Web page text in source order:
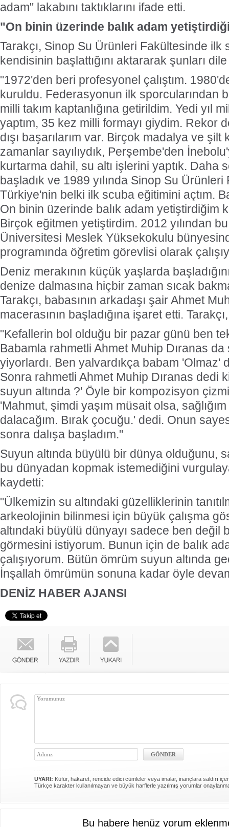
adam" lakabını taktıklarını ifade etti.
"On binin üzerinde balık adam
Tarakçı, Sinop Su Ürünleri Fakültesinde ilk
kendisinin başlattığını aktararak şunları
"1972'den beri profesyonel çalıştım.
kuruldu. Federasyonun ilk sporcularından
milli takım kaptanlığına getirildim. Yedi yıl
yaptım, 35 kez milli formayı giydim. Rekor
dışı başarılarım var. Birçok madalya ve şilt
zamanlar sayılıydık, Perşembe'den
kurtarma dahil, su altı işlerini yaptık. Daha
başladık ve 1989 yılında Sinop Su
Türkiye'nin belki ilk scuba eğitimini açtım.
On binin üzerinde balık adam yetiştirdiğim
Birçok eğitmen yetiştirdim. 2012 yılından
Üniversitesi Meslek Yüksekokulu
programında öğretim görevlisi olarak
Deniz merakının küçük yaşlarda
denize dalmasına hiçbir zaman sıcak
Tarakçı, babasının arkadaşı şair Ahmet
macerasının başladığına işaret etti.
"Kefallerin bol olduğu bir pazar günü ben
Babamla rahmetli Ahmet Muhip Dıranas
yiyorlardı. Ben yalvardıkça babam 'Olmaz'
Sonra rahmetli Ahmet Muhip Dıranas dedi
suyun altında ?' Öyle bir kompozisyon
'Mahmut, şimdi yaşım müsait olsa,
dalacağım. Bırak çocuğu.' dedi. Onun
sonra dalışa başladım."
Suyun altında büyülü bir dünya olduğunu,
bu dünyadan kopmak istemediğini
kaydetti:
"Ülkemizin su altındaki güzelliklerinin
arkeolojinin bilinmesi için büyük çalışma
altındaki büyülü dünyayı sadece ben değil
görmesini istiyorum. Bunun için de balık
çalışıyorum. Bütün ömrüm suyun altında
İnşallah ömrümün sonuna kadar öyle
DENİZ HABER AJANSI
UYARI: Küfür, hakaret, rencide edici cümleler veya imalar, inançlara saldırı
Türkçe karakter kullanılmayan ve büyük harflerle yazılmış yorumlar
Bu habere henüz yorum